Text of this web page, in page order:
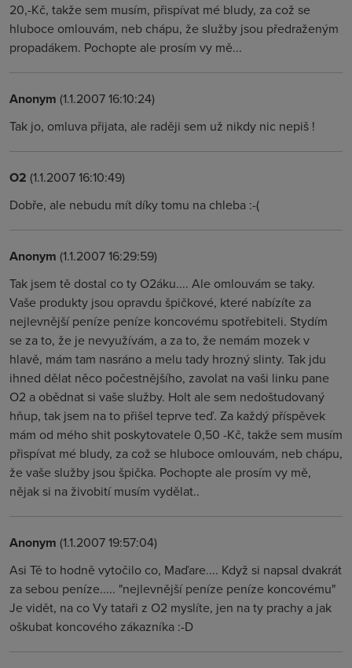
20,-Kč, takže sem musím, přispívat mé bludy, za což se
hluboce omlouvám, neb chápu, že služby jsou předraženým
propadákem. Pochopte ale prosím vy mě...
Anonym (1.1.2007 16:10:24)
Tak jo, omluva přijata, ale raději sem už nikdy nic nepiš !
O2 (1.1.2007 16:10:49)
Dobře, ale nebudu mít díky tomu na chleba :-(
Anonym (1.1.2007 16:29:59)
Tak jsem tě dostal co ty O2áku.... Ale omlouvám se taky.
Vaše produkty jsou opravdu špičkové, které nabízíte za
nejlevnější peníze peníze koncovému spotřebiteli. Stydím
se za to, že je nevyužívám, a za to, že nemám mozek v
hlavě, mám tam nasráno a melu tady hrozný slinty. Tak jdu
ihned dělat něco počestnějšího, zavolat na vaši linku pane
O2 a obědnat si vaše služby. Holt ale sem nedoštudovaný
hňup, tak jsem na to přišel teprve teď. Za každý příspěvek
mám od mého shit poskytovatele 0,50 -Kč, takže sem musím
přispívat mé bludy, za což se hluboce omlouvám, neb chápu,
že vaše služby jsou špička. Pochopte ale prosím vy mě,
nějak si na živobití musím vydělat..
Anonym (1.1.2007 19:57:04)
Asi Tě to hodně vytočilo co, Maďare.... Když si napsal dvakrát
za sebou peníze..... "nejlevnější peníze peníze koncovému"
Je vidět, na co Vy tataři z O2 myslíte, jen na ty prachy a jak
oškubat koncového zákazníka :-D